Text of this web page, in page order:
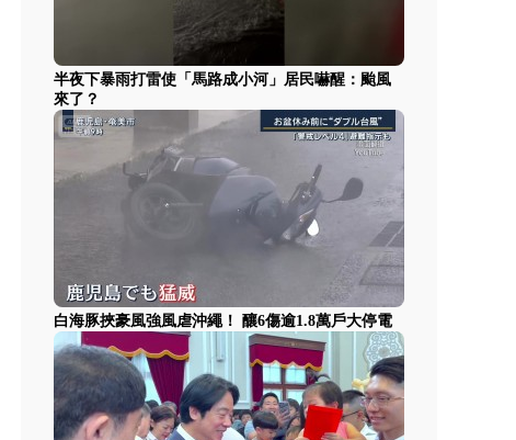
半夜下暴雨打雷使「馬路成小河」居民嚇醒：颱風
來了？
白海豚挾豪風強風虐沖繩！ 釀6傷逾1.8萬戶大停電